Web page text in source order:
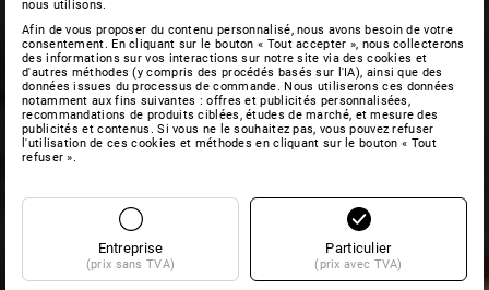
nous utilisons.
Afin de vous proposer du contenu personnalisé, nous avons besoin de votre
consentement. En cliquant sur le bouton « Tout accepter », nous collecterons
des informations sur vos interactions sur notre site via des cookies et
d'autres méthodes (y compris des procédés basés sur l'IA), ainsi que des
données issues du processus de commande. Nous utiliserons ces données
notamment aux fins suivantes : offres et publicités personnalisées,
recommandations de produits ciblées, études de marché, et mesure des
publicités et contenus. Si vous ne le souhaitez pas, vous pouvez refuser
l'utilisation de ces cookies et méthodes en cliquant sur le bouton « Tout
refuser ».
Entreprise
(prix sans TVA)
Particulier
(prix avec TVA)